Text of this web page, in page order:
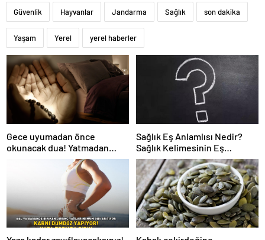
Güvenlik Hayvanlar Jandarma Sağlık son dakika
Yaşam Yerel yerel haberler
Gece uyumadan önce
okunacak dua! Yatmadan
önce okunacak dualar!
Uyumak için hangi dua?
Sağlık Eş Anlamlısı Nedir?
Sağlık Kelimesinin Eş
Anlamlıları Nelerdir?